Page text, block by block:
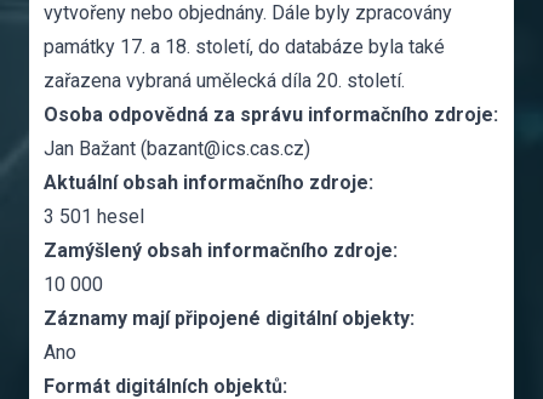
vytvořeny nebo objednány. Dále byly zpracovány
památky 17. a 18. století, do databáze byla také
zařazena vybraná umělecká díla 20. století.
Osoba odpovědná za správu informačního zdroje:
Jan Bažant (bazant@ics.cas.cz)
Aktuální obsah informačního zdroje:
3 501 hesel
Zamýšlený obsah informačního zdroje:
10 000
Záznamy mají připojené digitální objekty:
Ano
Formát digitálních objektů: